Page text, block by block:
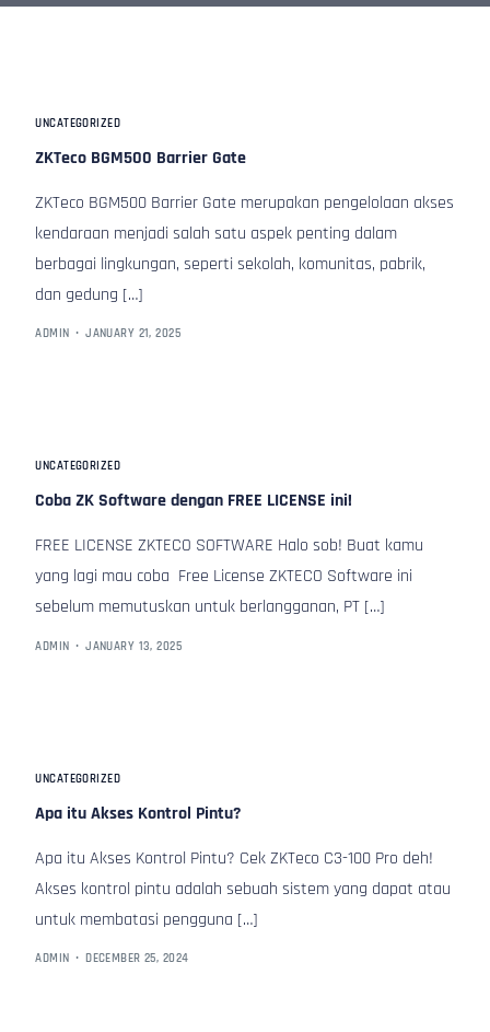
UNCATEGORIZED
ZKTeco BGM500 Barrier Gate
ZKTeco BGM500 Barrier Gate merupakan pengelolaan akses
kendaraan menjadi salah satu aspek penting dalam
berbagai lingkungan, seperti sekolah, komunitas, pabrik,
dan gedung […]
ADMIN JANUARY 21, 2025
UNCATEGORIZED
Coba ZK Software dengan FREE LICENSE ini!
FREE LICENSE ZKTECO SOFTWARE Halo sob! Buat kamu
yang lagi mau coba Free License ZKTECO Software ini
sebelum memutuskan untuk berlangganan, PT […]
ADMIN JANUARY 13, 2025
UNCATEGORIZED
Apa itu Akses Kontrol Pintu?
Apa itu Akses Kontrol Pintu? Cek ZKTeco C3-100 Pro deh!
Akses kontrol pintu adalah sebuah sistem yang dapat atau
untuk membatasi pengguna […]
ADMIN DECEMBER 25, 2024